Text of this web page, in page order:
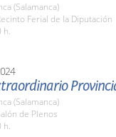
(Salamanca)
Ferial de la Diputación
h.
(Salamanca)
de Plenos
h.